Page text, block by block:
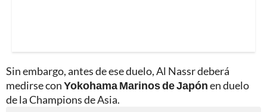
Sin embargo, antes de ese duelo, Al Nassr deberá
medirse conYokohama Marinos de Japónen duelo
de la Champions de Asia.